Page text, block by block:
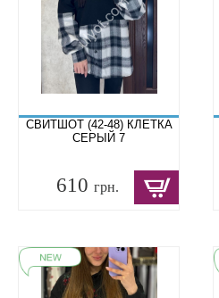
СВИТШОТ (42-48) КЛЕТКА
СЕРЫЙ 7
610 грн.